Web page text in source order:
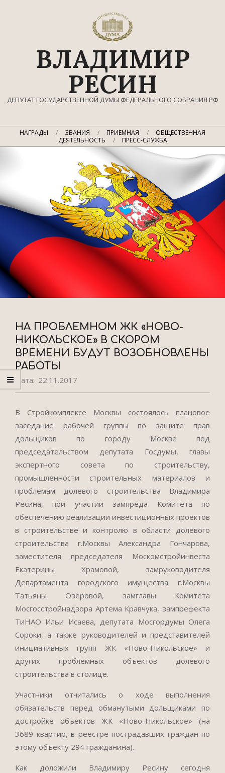
ВЛАДИМИР
РЕСИН
ДЕПУТАТ ГОСУДАРСТВЕННОЙ ДУМЫ ФЕДЕРАЛЬНОГО СОБРАНИЯ РФ
Главное
НАГРАДЫ ЗВАНИЯ ПРИЕМНАЯ
ОБЩЕСТВЕННАЯ
ДЕЯТЕЛЬНОСТЬ
ПРЕСС-СЛУЖБА
НА ПРОБЛЕМНОМ ЖК «НОВО-
НИКОЛЬСКОЕ» В СКОРОМ
ВРЕМЕНИ БУДУТ ВОЗОБНОВЛЕНЫ
РАБОТЫ
Дата: 22.11.2017
В Стройкомплексе Москвы состоялось плановое
заседание рабочей группы по защите прав
дольщиков по городу Москве под
председательством депутата Госдумы, главы
экспертного совета по строительству,
промышленности строительных материалов и
проблемам долевого строительства Владимира
Ресина, при участии зампреда Комитета по
обеспечению реализации инвестиционных проектов
в строительстве и контролю в области долевого
строительства г.Москвы Александра Гончарова,
заместителя председателя Москомстройинвеста
Екатерины Храмовой, замруководителя
Департамента городского имущества г.Москвы
Татьяны Озеровой, замглавы Комитета
Мосгосстройнадзора Артема Кравчука, зампрефекта
ТиНАО Ильи Исаева, депутата Мосгордумы Олега
Сороки, а также руководителей и представителей
инициативных групп ЖК «Ново-Никольское» и
других проблемных объектов долевого
строительства в столице.
Участники отчитались о ходе выполнения
обязательств перед обманутыми дольщиками по
достройке объектов ЖК «Ново-Никольское» (на
3689 квартир, в реестре пострадавших граждан по
этому объекту 294 гражданина).
Как доложили Владимиру Ресину сегодня